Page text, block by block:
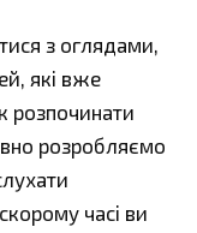
з оглядами,
які вже
розпочинати
розробляємо
часі ви